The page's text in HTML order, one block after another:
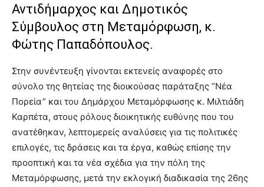
Αντιδήμαρχος και Δημοτικός
Σύμβουλος στη Μεταμόρφωση, κ.
Φώτης Παπαδόπουλος.
Στην συνέντευξη γίνονται εκτενείς αναφορές στο
σύνολο της θητείας της διοικούσας παράταξης ”Νέα
Πορεία” και του Δημάρχου Μεταμόρφωσης κ. Μιλτιάδη
Καρπέτα, στους ρόλους διοικητικής ευθύνης που του
ανατέθηκαν, λεπτομερείς αναλύσεις για τις πολιτικές
επιλογές, τις δράσεις και τα έργα, καθώς επίσης την
προοπτική και τα νέα σχέδια για την πόλη της
Μεταμόρφωσης, μετά την εκλογική διαδικασία της 26ης